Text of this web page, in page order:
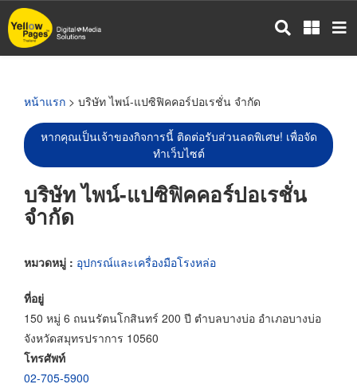
ข้าม
ไป
หน้าแรก > บริษัท ไพน์-แปซิฟิคคอร์ปอเรชั่น จำกัด
หากคุณเป็นเจ้าของกิจการนี้ ติดต่อรับส่วนลดพิเศษ! เพื่อจัด
ทำเว็บไซต์
บริษัท ไพน์-แปซิฟิคคอร์ปอเรชั่น
จำกัด
หมวดหมู่ : อุปกรณ์และเครื่องมือโรงหล่อ
ที่อยู่
150 หมู่ 6 ถนนรัตนโกสินทร์ 200 ปี ตำบลบางบ่อ อำเภอบางบ่อ
จังหวัดสมุทรปราการ 10560
โทรศัพท์
02-705-5900